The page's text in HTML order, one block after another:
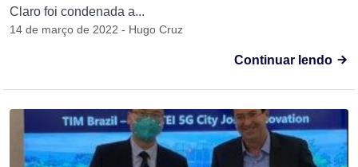
Claro foi condenada a...
14 de março de 2022 - Hugo Cruz
Continuar lendo